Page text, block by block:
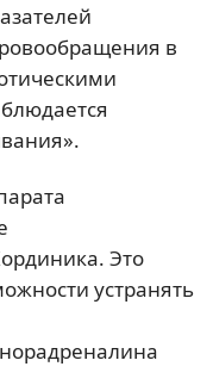
в
Это
устранять